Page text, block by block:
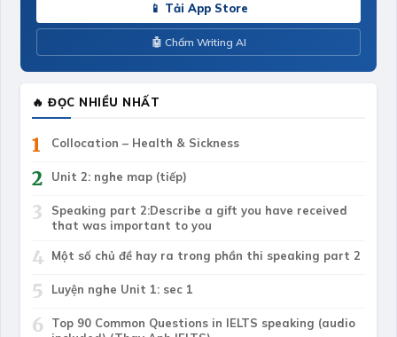
📱 Tải App Store
🤖 Chấm Writing AI
🔥 ĐỌC NHIỀU NHẤT
1 Collocation – Health & Sickness
2 Unit 2: nghe map (tiếp)
3
Speaking part 2:Describe a gift you have received
that was important to you
4 Một số chủ đề hay ra trong phần thi speaking part 2
5 Luyện nghe Unit 1: sec 1
6
Top 90 Common Questions in IELTS speaking (audio